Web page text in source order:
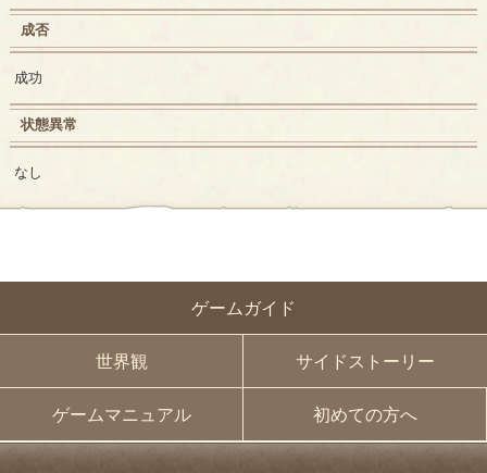
ゲームガイド
世界観 サイドストーリー
ゲームマニュアル 初めての方へ
成否
成功
状態異常
なし